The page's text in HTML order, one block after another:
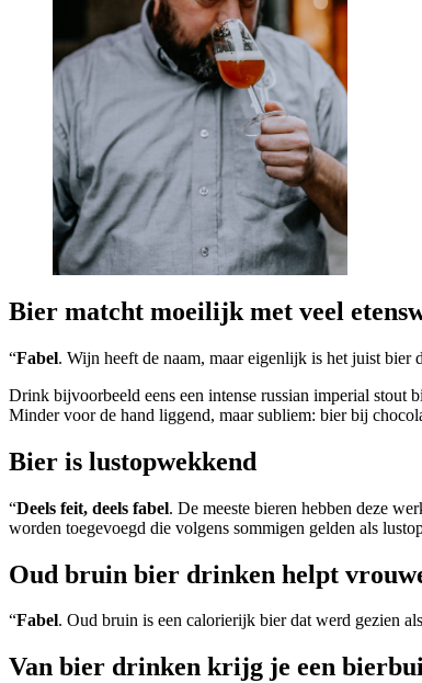
Bier matcht moeilijk met veel
“Fabel. Wijn heeft de naam, maar eigenlijk is het juist bier
Drink bijvoorbeeld eens een intense russian imperial stout
Minder voor de hand liggend, maar subliem: bier bij
Bier is lustopwekkend
“Deels feit, deels fabel. De meeste bieren hebben deze
worden toegevoegd die volgens sommigen gelden als
Oud bruin bier drinken helpt
“Fabel. Oud bruin is een calorierijk bier dat werd gezien
Van bier drinken krijg je een